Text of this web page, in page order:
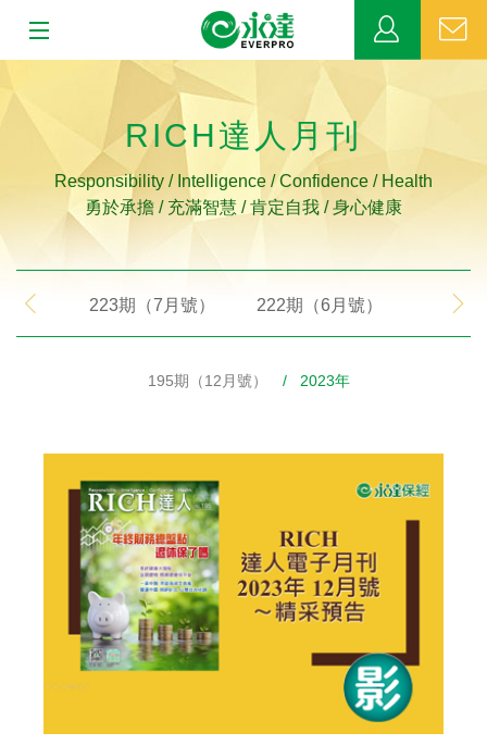
業務發展
MDRT
新聞中心
公益活動
網站連結
聯絡我們
223期（7月號） 222期（6月號） 221期
RICH達人月刊
Responsibility / Intelligence / Confidence / Health
勇於承擔 / 充滿智慧 / 肯定自我 / 身心健康
195期（12月號） / 2023年